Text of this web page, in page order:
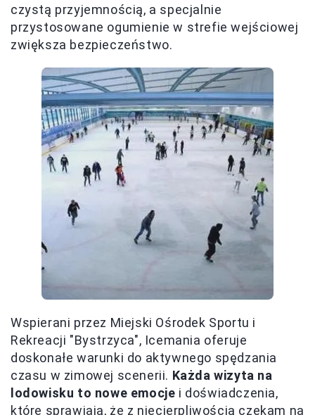
czystą przyjemnością, a specjalnie
przystosowane ogumienie w strefie wejściowej
zwiększa bezpieczeństwo.
Wspierani przez Miejski Ośrodek Sportu i
Rekreacji "Bystrzyca", Icemania oferuje
doskonałe warunki do aktywnego spędzania
czasu w zimowej scenerii. Każda wizyta na
lodowisku to nowe emocje i doświadczenia,
które sprawiają, że z niecierpliwością czekam na